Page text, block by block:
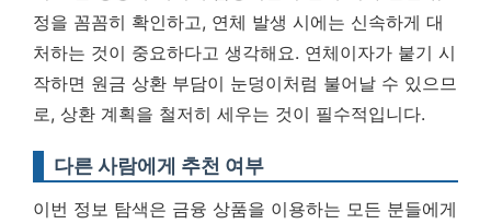
정을 꼼꼼히 확인하고, 연체 발생 시에는 신속하게 대
처하는 것이 중요하다고 생각해요. 연체이자가 붙기 시
작하면 원금 상환 부담이 눈덩이처럼 불어날 수 있으므
로, 상환 계획을 철저히 세우는 것이 필수적입니다.
다른 사람에게 추천 여부
이번 정보 탐색은 금융 상품을 이용하는 모든 분들에게